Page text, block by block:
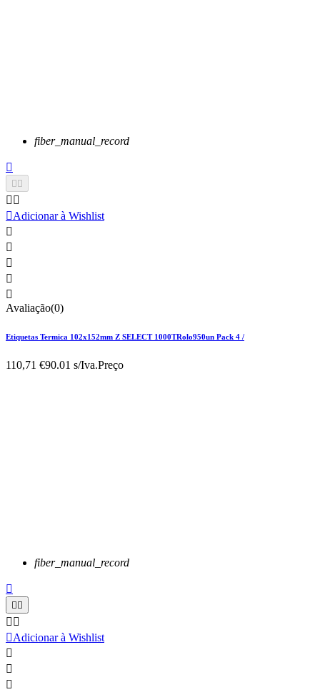
fiber_manual_record

 
 
Adicionar à Wishlist





Avaliação(0)
Etiquetas Termica 102x152mm Z SELECT 1000TRolo950un Pack 4 /
110,71 €90.01 s/Iva.Preço
fiber_manual_record

 
 
Adicionar à Wishlist


